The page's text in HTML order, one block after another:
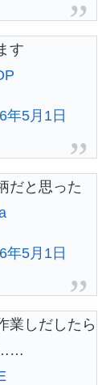
す
年5月1日
だと思った
年5月1日
業しだしたら
……